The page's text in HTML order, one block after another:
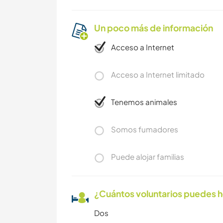
Un poco más de información
Acceso a Internet
Acceso a Internet limitado
Tenemos animales
Somos fumadores
Puede alojar familias
¿Cuántos voluntarios puedes
Dos